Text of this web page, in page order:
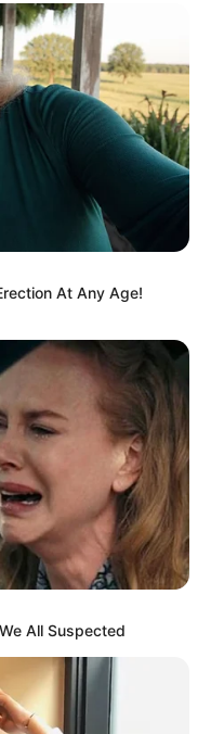
At Any Age!
All Suspected